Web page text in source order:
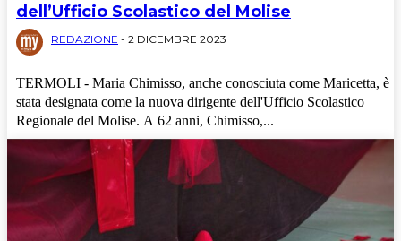
dell’Ufficio Scolastico del Molise
REDAZIONE - 2 DICEMBRE 2023
TERMOLI - Maria Chimisso, anche conosciuta come Maricetta, è
stata designata come la nuova dirigente dell'Ufficio Scolastico
Regionale del Molise. A 62 anni, Chimisso,...